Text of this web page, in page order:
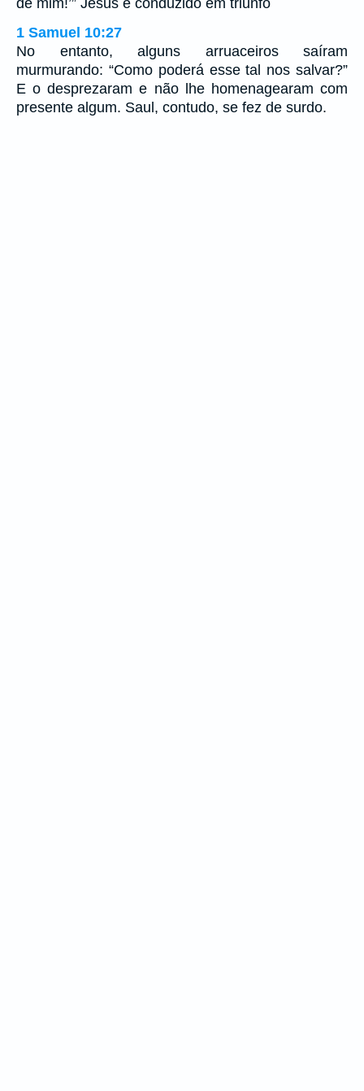
de mim!’” Jesus é conduzido em triunfo
1 Samuel 10:27
No entanto, alguns arruaceiros saíram
murmurando: “Como poderá esse tal nos salvar?”
E o desprezaram e não lhe homenagearam com
presente algum. Saul, contudo, se fez de surdo.